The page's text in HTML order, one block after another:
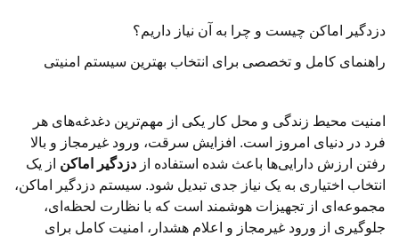
دزدگیر اماکن چیست و چرا به آن نیاز داریم؟
راهنمای کامل و تخصصی برای انتخاب بهترین سیستم امنیتی
امنیت محیط زندگی و محل کار یکی از مهم‌ترین دغدغه‌های هر
فرد در دنیای امروز است. افزایش سرقت، ورود غیرمجاز و بالا
رفتن ارزش دارایی‌ها باعث شده استفاده از دزدگیر اماکن از یک
انتخاب اختیاری به یک نیاز جدی تبدیل شود. سیستم دزدگیر اماکن،
مجموعه‌ای از تجهیزات هوشمند است که با نظارت لحظه‌ای،
جلوگیری از ورود غیرمجاز و اعلام هشدار، امنیت کامل برای